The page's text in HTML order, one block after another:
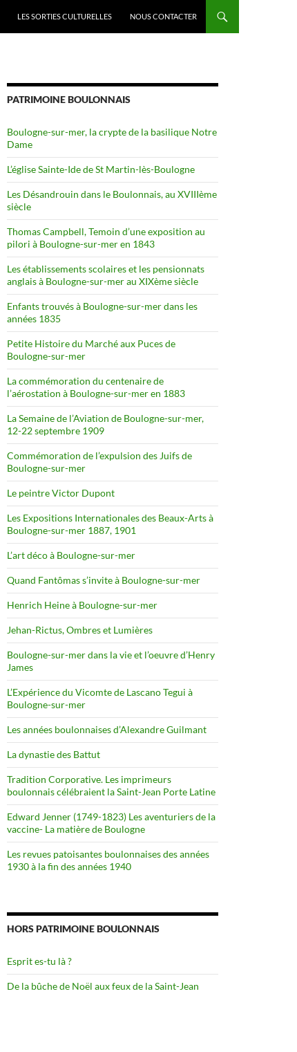
LES SORTIES CULTURELLES NOUS CONTACTER
PATRIMOINE BOULONNAIS
Boulogne-sur-mer, la crypte de la basilique Notre
Dame
L’église Sainte-Ide de St Martin-lès-Boulogne
Les Désandrouin dans le Boulonnais, au XVIIIème
siècle
Thomas Campbell, Temoin d’une exposition au
pilori à Boulogne-sur-mer en 1843
Les établissements scolaires et les pensionnats
anglais à Boulogne-sur-mer au XIXème siècle
Enfants trouvés à Boulogne-sur-mer dans les
années 1835
Petite Histoire du Marché aux Puces de
Boulogne-sur-mer
La commémoration du centenaire de
l’aérostation à Boulogne-sur-mer en 1883
La Semaine de l’Aviation de Boulogne-sur-mer,
12-22 septembre 1909
Commémoration de l’expulsion des Juifs de
Boulogne-sur-mer
Le peintre Victor Dupont
Les Expositions Internationales des Beaux-Arts à
Boulogne-sur-mer 1887, 1901
L’art déco à Boulogne-sur-mer
Quand Fantômas s’invite à Boulogne-sur-mer
Henrich Heine à Boulogne-sur-mer
Jehan-Rictus, Ombres et Lumières
Boulogne-sur-mer dans la vie et l’oeuvre d’Henry
James
L’Expérience du Vicomte de Lascano Tegui à
Boulogne-sur-mer
Les années boulonnaises d’Alexandre Guilmant
La dynastie des Battut
Tradition Corporative. Les imprimeurs
boulonnais célébraient la Saint-Jean Porte Latine
Edward Jenner (1749-1823) Les aventuriers de la
vaccine- La matière de Boulogne
Les revues patoisantes boulonnaises des années
1930 à la fin des années 1940
HORS PATRIMOINE BOULONNAIS
Esprit es-tu là ?
De la bûche de Noël aux feux de la Saint-Jean